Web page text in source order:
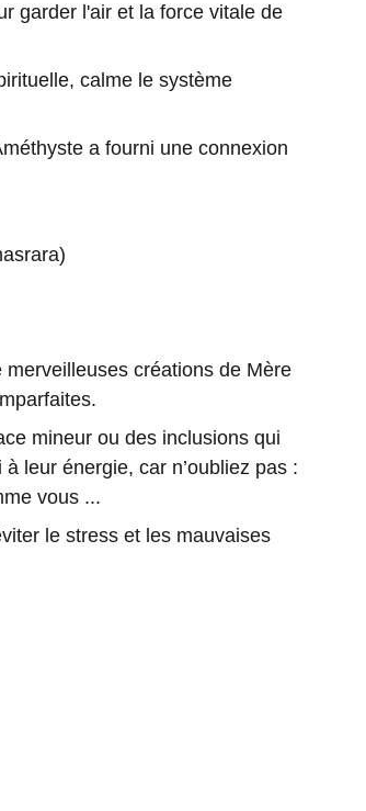
l'air et la force vitale de
calme le système
a fourni une connexion
créations de Mère
mineur ou des inclusions qui
leur énergie, car n’oubliez pas :
vous ...
le stress et les mauvaises